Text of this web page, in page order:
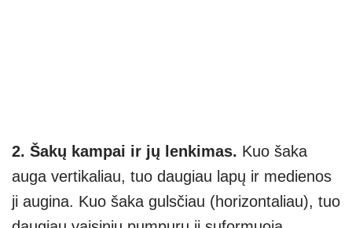
2. Šakų kampai ir jų lenkimas. Kuo šaka
auga vertikaliau, tuo daugiau lapų ir medienos
ji augina. Kuo šaka gulsčiau (horizontaliau), tuo